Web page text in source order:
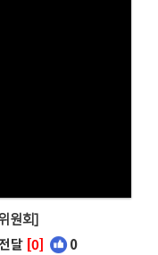
원회]
달 [0] 0